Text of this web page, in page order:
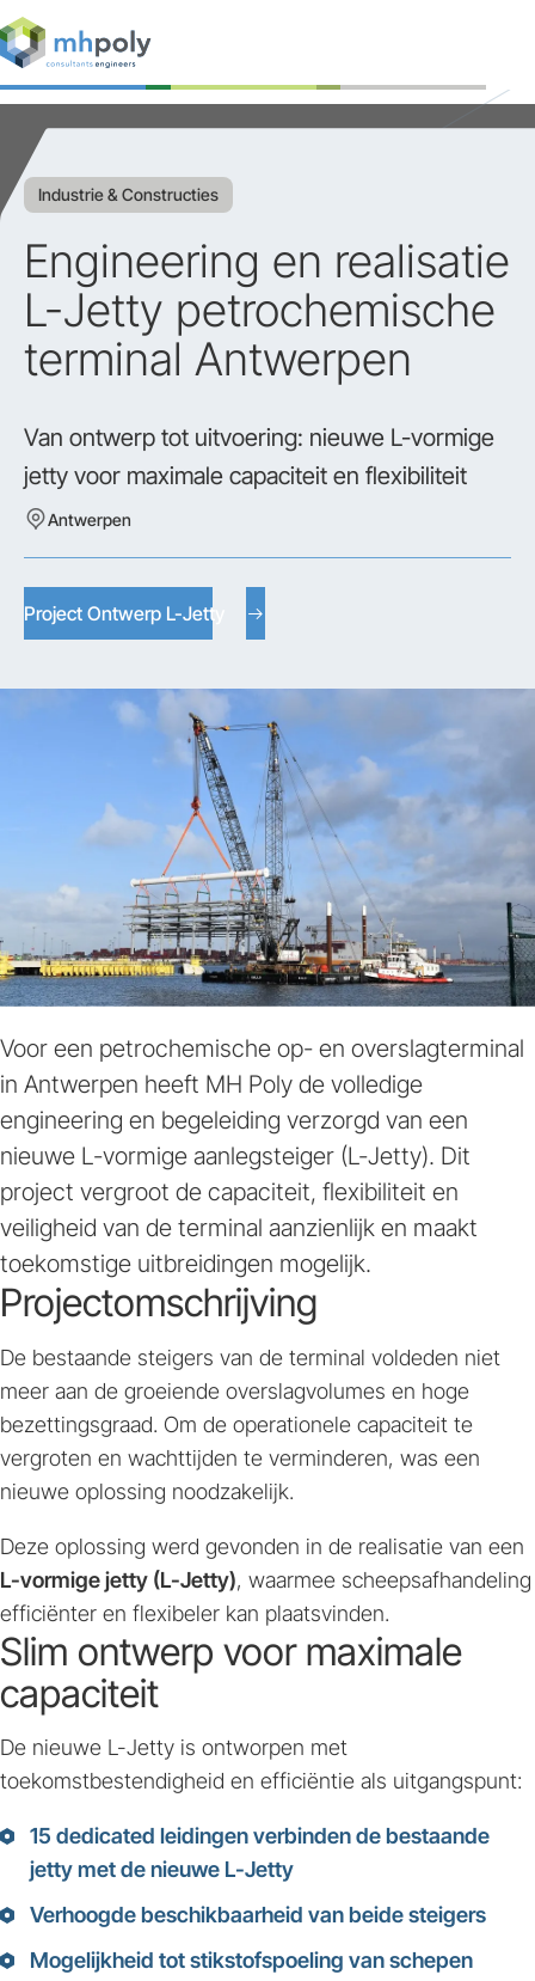
Expertises
Projecten
Werken bij
Contact
Industrie & Constructies
Engineering en realisatie
L-Jetty petrochemische
terminal Antwerpen
Van ontwerp tot uitvoering: nieuwe L-vormige
jetty voor maximale capaciteit en flexibiliteit
Antwerpen
Project Ontwerp L-Jetty
Voor een petrochemische op- en overslagterminal
in Antwerpen heeft MH Poly de volledige
engineering en begeleiding verzorgd van een
nieuwe L-vormige aanlegsteiger (L-Jetty). Dit
project vergroot de capaciteit, flexibiliteit en
veiligheid van de terminal aanzienlijk en maakt
toekomstige uitbreidingen mogelijk.
Projectomschrijving
De bestaande steigers van de terminal voldeden niet
meer aan de groeiende overslagvolumes en hoge
bezettingsgraad. Om de operationele capaciteit te
vergroten en wachttijden te verminderen, was een
nieuwe oplossing noodzakelijk.
Deze oplossing werd gevonden in de realisatie van een
L-vormige jetty (L-Jetty), waarmee scheepsafhandeling
efficiënter en flexibeler kan plaatsvinden.
Slim ontwerp voor maximale
capaciteit
De nieuwe L-Jetty is ontworpen met
toekomstbestendigheid en efficiëntie als uitgangspunt:
15 dedicated leidingenverbinden de bestaande
jetty met de nieuwe L-Jetty
Verhoogde beschikbaarheid van beide steigers
Mogelijkheid totstikstofspoeling van schepen